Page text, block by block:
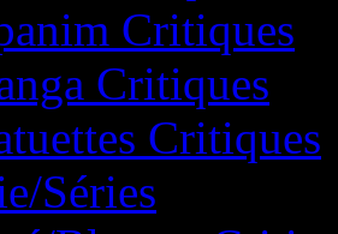
Critiques
Critiques
Critiques
Séries